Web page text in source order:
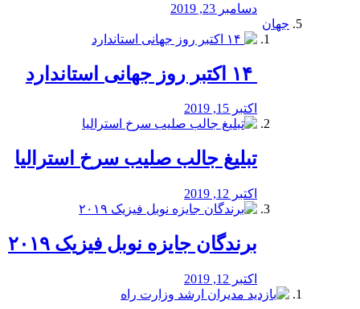
دسامبر 23, 2019
جهان
اکتبر 15, 2019
تبلیغ جالب صلیب سرخ استرالیا
اکتبر 12, 2019
برندگان جایزه نوبل فیزیک ۲۰۱۹
اکتبر 12, 2019